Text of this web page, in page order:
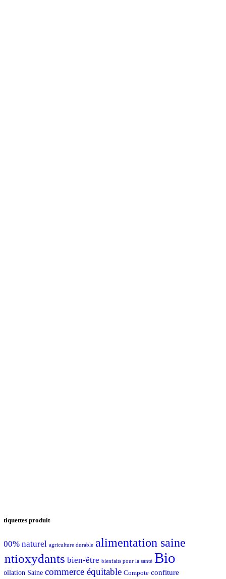
produit
naturel agriculture durable alimentation saine
bien-être bienfaits pour la santé Bio
Saine commerce équitable Compote confiture